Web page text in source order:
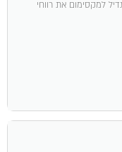
למקסימום את רווחי